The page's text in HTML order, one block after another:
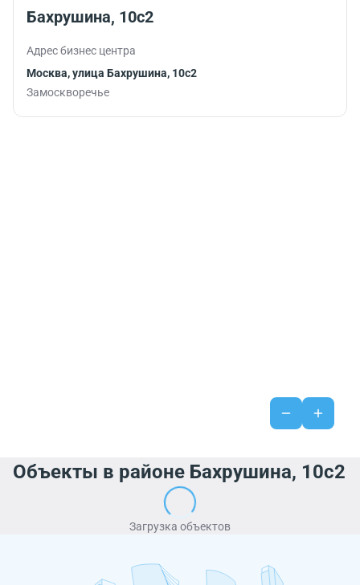
Бахрушина, 10с2
Адрес бизнес центра
Москва, улица Бахрушина, 10с2
Замоскворечье
Объекты в районе Бахрушина, 10с2
Загрузка объектов